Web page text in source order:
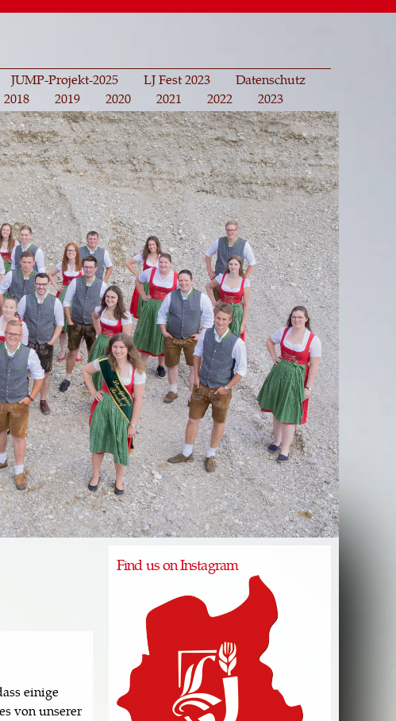
2018 2019 2020 2021 2022 2023
JUMP-Projekt-2025 LJ Fest 2023 Datenschutz
einige
von unserer
Find us on Instagram